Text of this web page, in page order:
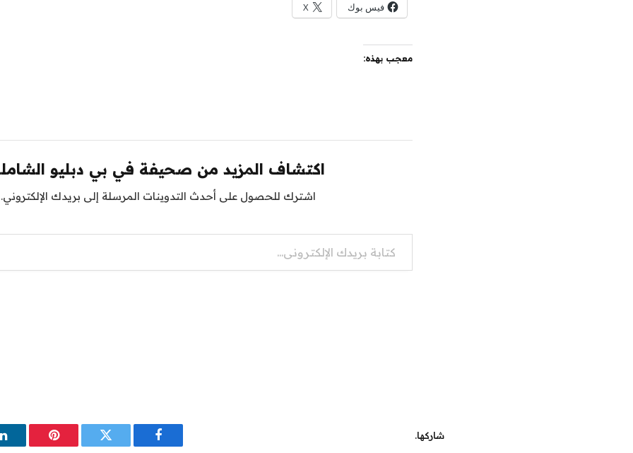
فيس بوك X
معجب بهذه:
اكتشاف المزيد من صحيفة في بي دبليو
اشترك للحصول على أحدث التدوينات المرسلة إلى بريدك الإلكتروني.
كتابة بريدك الإلكتروني...
شاركها.
فيسبوك تويتر بينتيريست